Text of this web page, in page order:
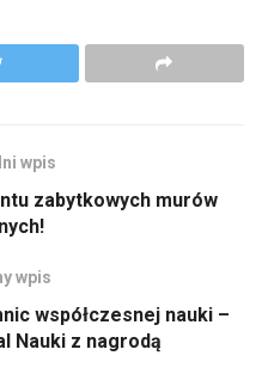
wpis
zabytkowych murów
wpis
współczesnej nauki –
Nauki z nagrodą